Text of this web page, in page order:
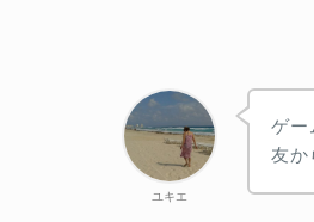
ユキエ
ゲー
友か